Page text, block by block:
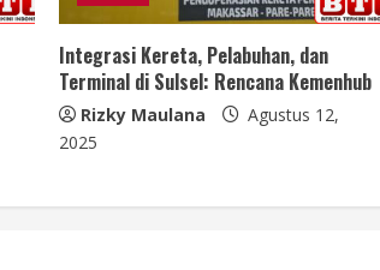
Integrasi Kereta, Pelabuhan, dan
Terminal di Sulsel: Rencana Kemenhub
Rizky Maulana
Agustus 12,
2025